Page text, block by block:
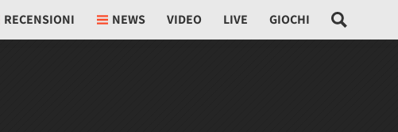
RECENSIONI NEWS VIDEO LIVE GIOCHI